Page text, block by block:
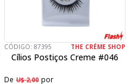
CÓDIGO: 87395 THE CRÉME SHOP
Cílios Postiços Creme #046
De U$ 2,00 por